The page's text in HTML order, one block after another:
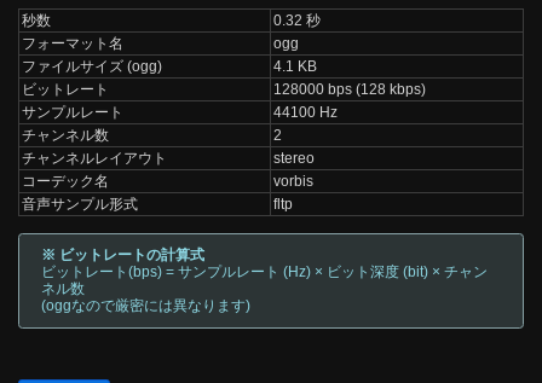
秒数
0.32 秒
フォーマット名
ogg
ファイルサイズ (ogg)
4.1 KB
ビットレート
128000 bps (128 kbps)
サンプルレート
44100 Hz
チャンネル数
2
チャンネルレイアウト
stereo
コーデック名
vorbis
音声サンプル形式
fltp
※ ビットレートの計算式
ビットレート(bps) = サンプルレート (Hz) × ビット深度 (bit) × チャン
ネル数
(oggなので厳密には異なります)